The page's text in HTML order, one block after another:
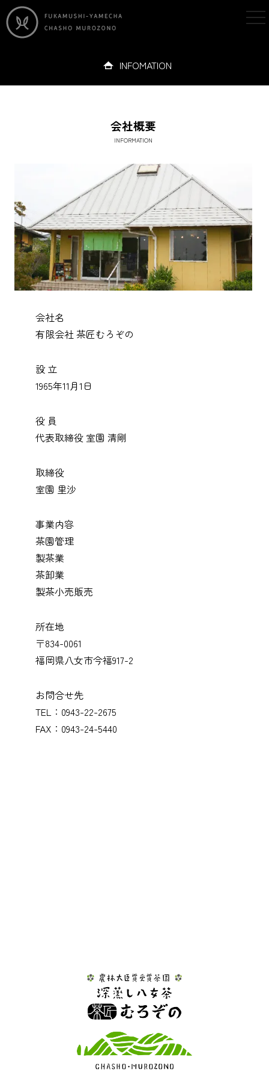
INFOMATION
会社概要
INFORMATION
会社名
有限会社 茶匠むろぞの
設 立
1965年11月1日
役 員
代表取締役 室園 清剛
取締役
室園 里沙
事業内容
茶園管理
製茶業
茶卸業
製茶小売販売
所在地
〒834-0061
福岡県八女市今福917-2
お問合せ先
TEL：0943-22-2675
FAX：0943-24-5440